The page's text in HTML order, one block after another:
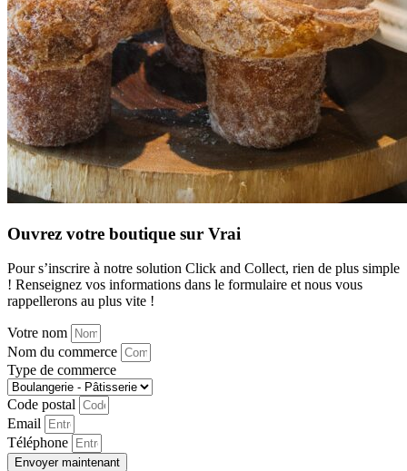
Ouvrez votre boutique sur Vrai
Pour s’inscrire à notre solution Click and Collect, rien de plus simple
! Renseignez vos informations dans le formulaire et nous vous
rappellerons au plus vite !
Votre nom
Nom du commerce
Type de commerce
Code postal
Email
Téléphone
Envoyer maintenant